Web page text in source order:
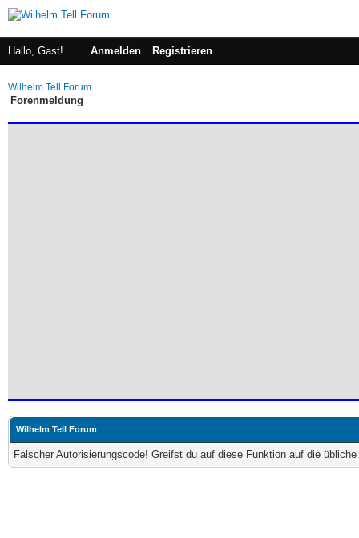
Hallo, Gast! Anmelden Registrieren
Wilhelm Tell Forum
Forenmeldung
Wilhelm Tell Forum
Falscher Autorisierungscode! Greifst du auf diese Funktion auf die